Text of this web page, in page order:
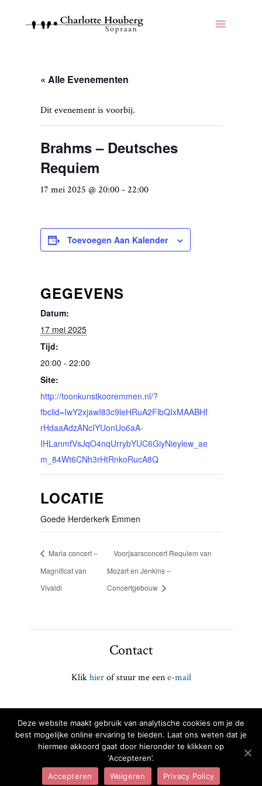
« Alle Evenementen
Dit evenement is voorbij.
Brahms – Deutsches
Requiem
17 mei 2025 @ 20:00- 22:00
Toevoegen Aan Kalender
GEGEVENS
Datum:
17 mei 2025
Tijd:
20:00 - 22:00
Site:
http://toonkunstkooremmen.nl/?
fbclid=IwY2xjawI83c9leHRuA2FlbQIxMAABHf
rHdaaAdzANcIYUonUo6aA-
IHLanmfVsJqO4nqUrrybYUC6GiyNieylew_ae
m_84Wt6CNh3rHtRnkoRucA8Q
LOCATIE
Goede Herderkerk Emmen
Maria concert –
Magnificat van
Vivaldi
Voorjaarsconcert Requiem van
Mozart en Jenkins –
Concertgebouw
Contact
Klikhierof stuur me eene-mail
Privacybeleid
© Copyright 2016-2026 Charlotte Houberg
Deze website maakt gebruik van analytische cookies om je de
best mogelijke online ervaring te bieden. Laat ons weten dat je
hiermee akkoord gaat door hieronder te klikken op
‘Accepteren’.
Accepteren
Weigeren Privacy Policy